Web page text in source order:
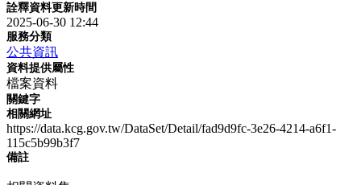
詮釋資料更新時間
2025-06-30 12:44
服務分類
公共資訊
資料提供屬性
檔案資料
關鍵字
相關網址
https://data.kcg.gov.tw/DataSet/Detail/fad9d9fc-3e26-4214-a6f1-
115c5b99b3f7
備註